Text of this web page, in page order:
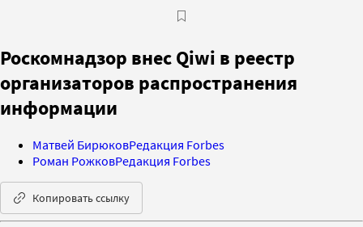
Роскомнадзор внес Qiwi в реестр
организаторов распространения
информации
Матвей БирюковРедакция Forbes
Роман РожковРедакция Forbes
Копировать ссылку